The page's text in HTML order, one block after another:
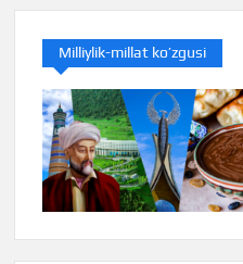
Milliylik-millat ko’zgusi